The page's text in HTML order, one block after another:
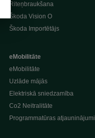
Riteņbraukšana
Škoda Vision O
Škoda Importētājs
eMobilitāte
eMobilitāte
Uzlāde mājās
Elektriskā sniedzamība
Co2 Neitralitāte
Programmatūras atjauninājumi